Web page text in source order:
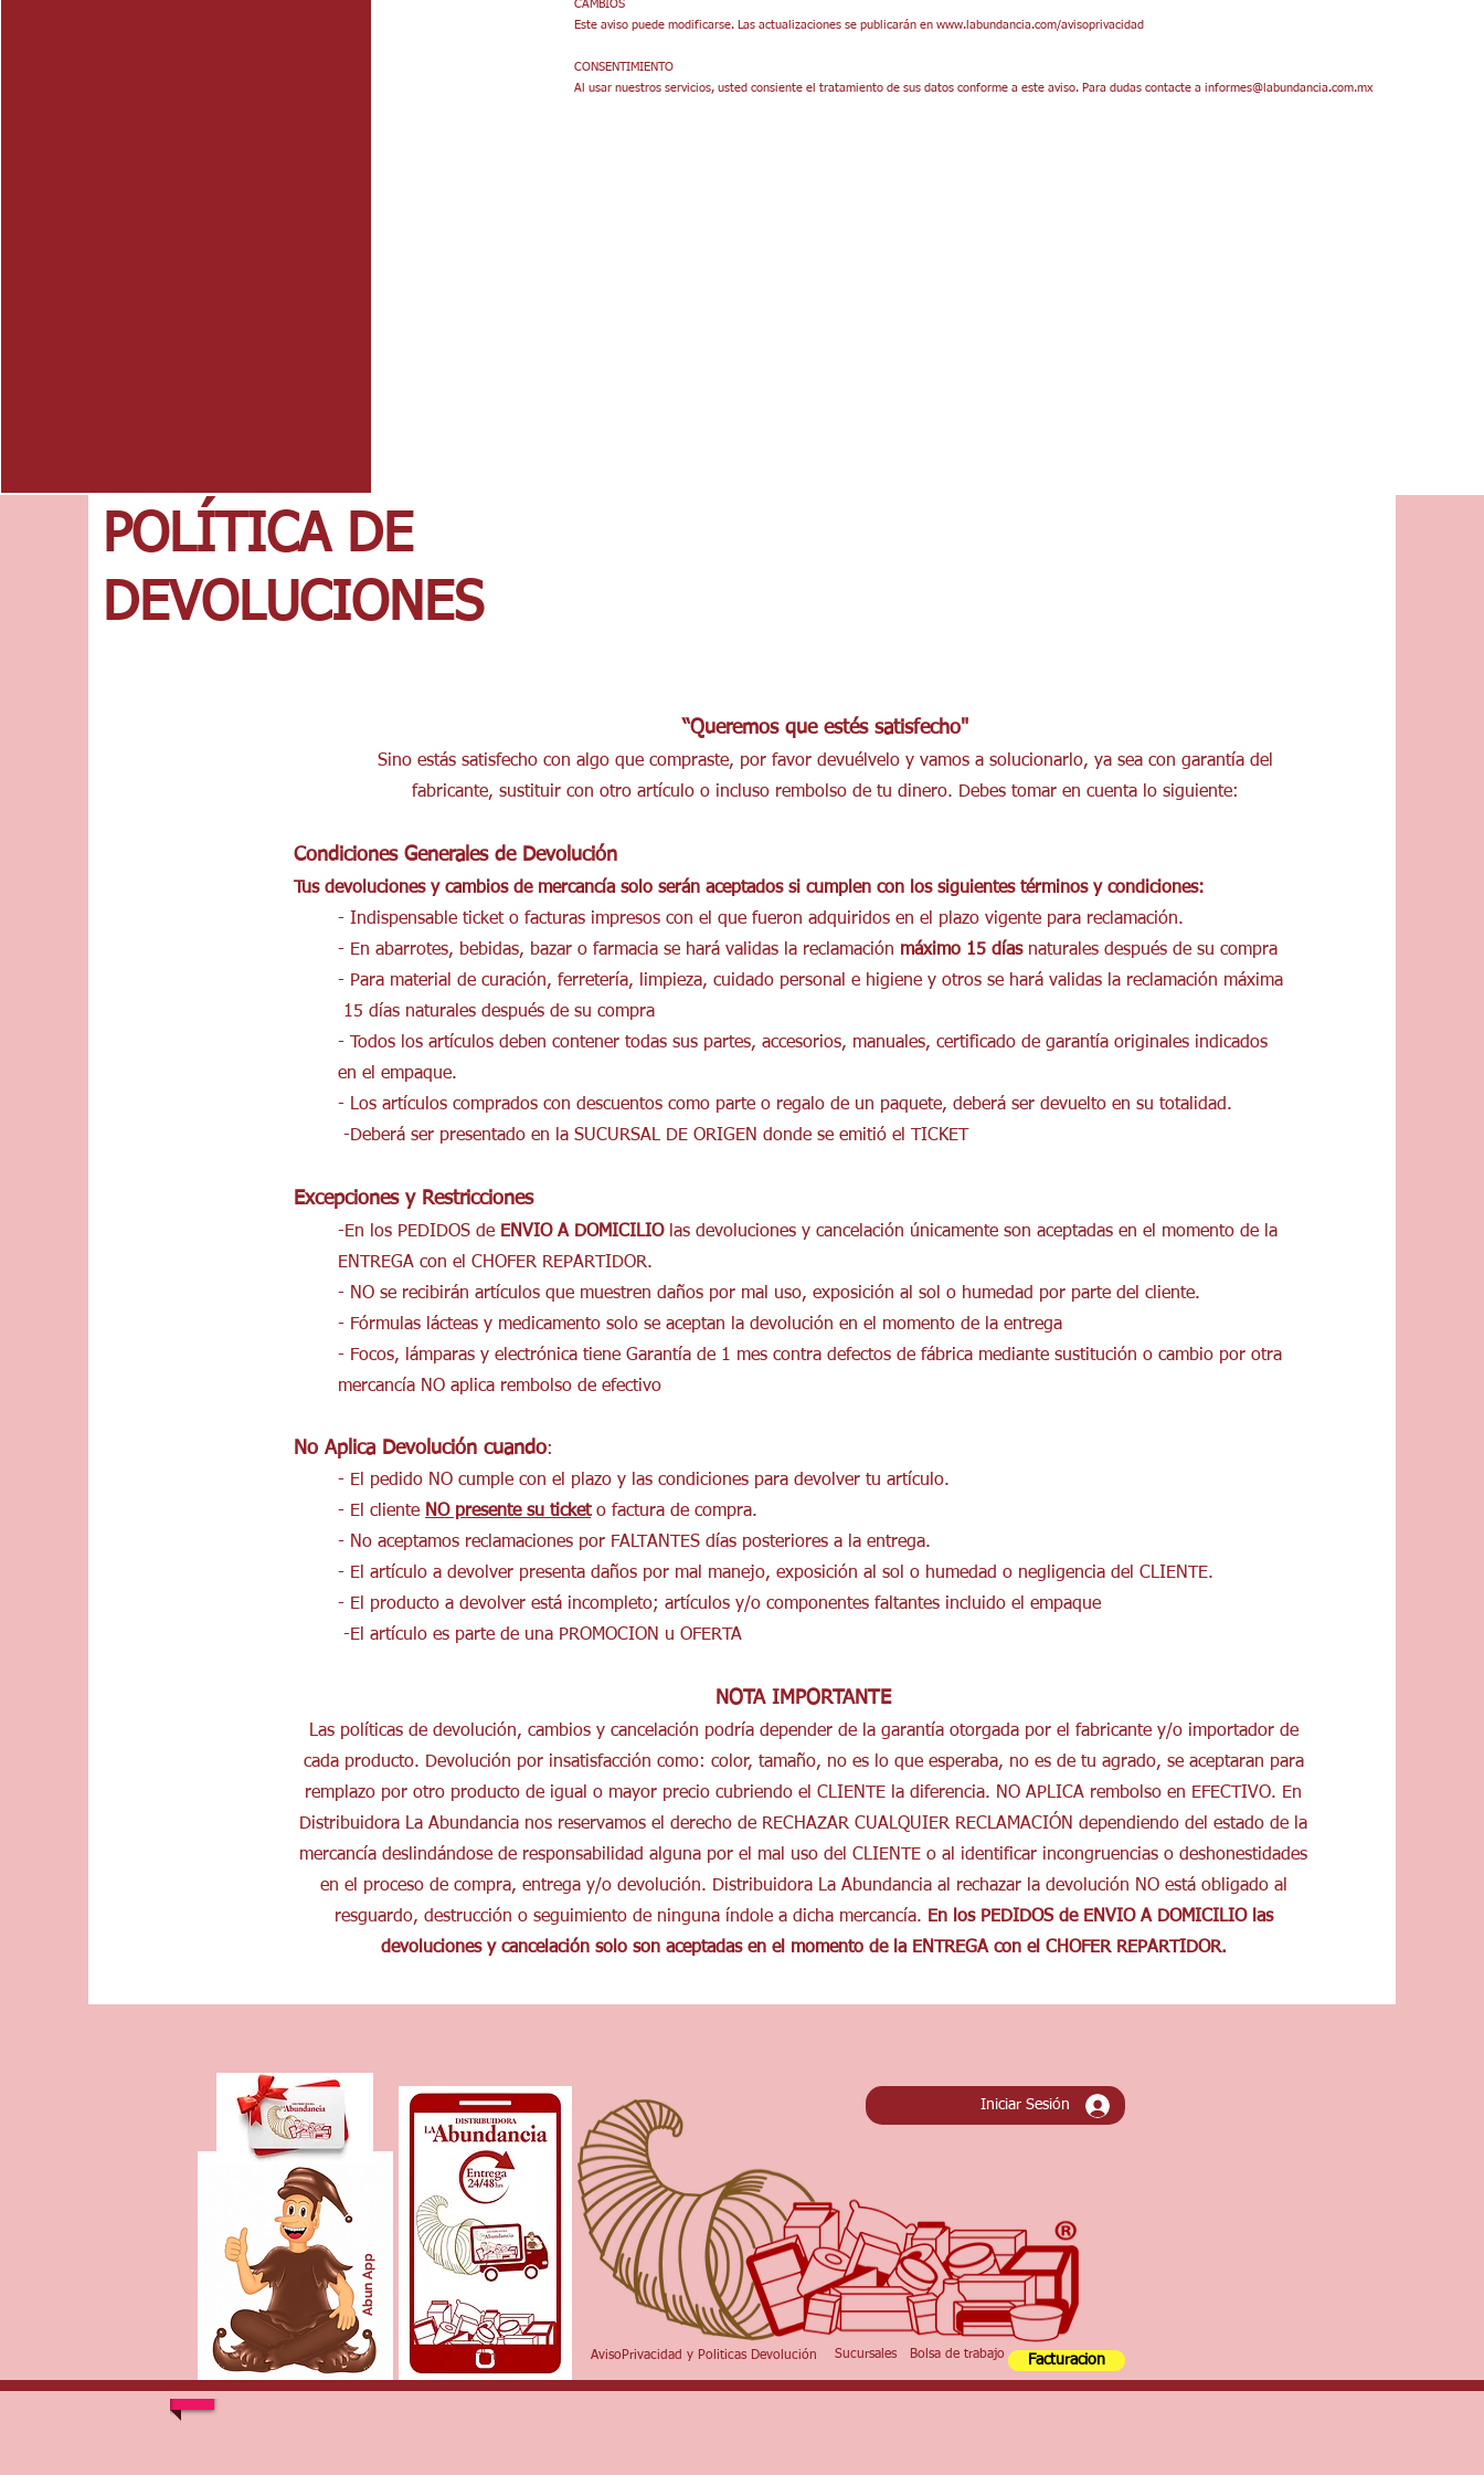
CAMBIOS
Este aviso puede modificarse. Las actualizaciones se publicarán en www.labundancia.com/avisoprivacidad
CONSENTIMIENTO
Al usar nuestros servicios, usted consiente el tratamiento de sus datos conforme a este aviso. Para dudas contacte a informes@labundancia.com.mx
POLÍTICA DE
DEVOLUCIONES
“Queremos que estés satisfecho"
Sino estás satisfecho con algo que compraste, por favor devuélvelo y vamos a solucionarlo, ya sea con garantía del
fabricante, sustituir con otro artículo o incluso rembolso de tu dinero. Debes tomar en cuenta lo siguiente:
Condiciones Generales de Devolución
Tus devoluciones y cambios de mercancía solo serán aceptados si cumplen con los siguientes términos y condiciones:
- Indispensable ticket o facturas impresos con el que fueron adquiridos en el plazo vigente para reclamación.
- En abarrotes, bebidas, bazar o farmacia se hará validas la reclamación máximo 15 díasnaturales después de su compra
- Para material de curación, ferretería, limpieza, cuidado personal e higiene y otros se hará validas la reclamación máxima
15 días naturales después de su compra
- Todos los artículos deben contener todas sus partes, accesorios, manuales, certificado de garantía originales indicados
en el empaque.
- Los artículos comprados con descuentos como parte o regalo de un paquete, deberá ser devuelto en su totalidad.
-Deberá ser presentado en la SUCURSAL DE ORIGEN donde se emitió el TICKET
Excepciones y Restricciones
-En los PEDIDOS de ENVIO A DOMICILIOlas devoluciones y cancelación únicamente son aceptadas en el momento de la
ENTREGA con el CHOFER REPARTIDOR.
- NO se recibirán artículos que muestren daños por mal uso, exposición al sol o humedad por parte del cliente.
- Fórmulas lácteas y medicamento solo se aceptan la devolución en el momento de la entrega
- Focos, lámparas y electrónica tiene Garantía de 1 mes contra defectos de fábrica mediante sustitución o cambio por otra
mercancía NO aplica rembolso de efectivo
No Aplica Devolución cuando:
- El pedido NO cumple con el plazo y las condiciones para devolver tu artículo.
- El cliente NO presente su ticketo factura de compra.
- No aceptamos reclamaciones por FALTANTES días posteriores a la entrega.
- El artículo a devolver presenta daños por mal manejo, exposición al sol o humedad o negligencia del CLIENTE.
- El producto a devolver está incompleto; artículos y/o componentes faltantes incluido el empaque
-El artículo es parte de una PROMOCION u OFERTA
NOTA IMPORTANTE
Las políticas de devolución, cambios y cancelación podría depender de la garantía otorgada por el fabricante y/o importador de
cada producto. Devolución por insatisfacción como: color, tamaño, no es lo que esperaba, no es de tu agrado, se aceptaran para
remplazo por otro producto de igual o mayor precio cubriendo el CLIENTE la diferencia. NO APLICA rembolso en EFECTIVO. En
Distribuidora La Abundancia nos reservamos el derecho de RECHAZAR CUALQUIER RECLAMACIÓN dependiendo del estado de la
mercancía deslindándose de responsabilidad alguna por el mal uso del CLIENTE o al identificar incongruencias o deshonestidades
en el proceso de compra, entrega y/o devolución. Distribuidora La Abundancia al rechazar la devolución NO está obligado al
resguardo, destrucción o seguimiento de ninguna índole a dicha mercancía. En los PEDIDOS de ENVIO A DOMICILIO las
devoluciones y cancelación solo son aceptadas en el momento de la ENTREGA con el CHOFER REPARTIDOR.
Abun App
Iniciar Sesión
Sucursales Bolsa de trabajo
AvisoPrivacidad y Politicas Devolución Facturacion